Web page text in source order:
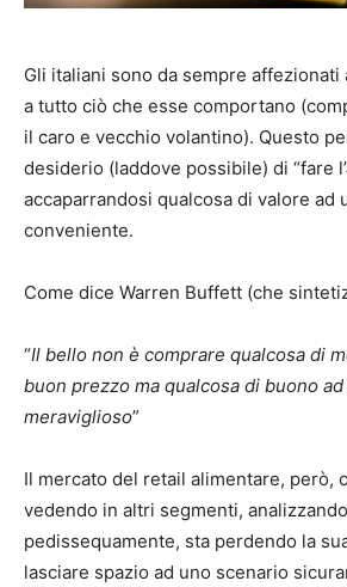
Gli italiani sono da sempre
a tutto ciò che esse comportano
il caro e vecchio volantino). Questo
desiderio (laddove possibile) di “fare
accaparrandosi qualcosa di valore ad
conveniente.
Come dice Warren Buffett (che
“Il bello non è comprare qualcosa di
buon prezzo ma qualcosa di buono
meraviglioso”
Il mercato del retail alimentare, però,
vedendo in altri segmenti,
pedissequamente, sta perdendo la
lasciare spazio ad uno scenario